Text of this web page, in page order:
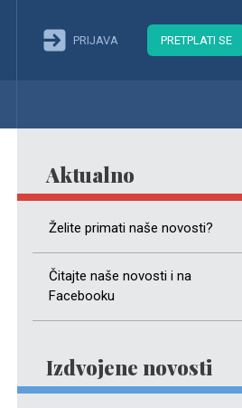
PRIJAVA PRETPLATI SE
Aktualno
Želite primati naše novosti?
Čitajte naše novosti i na
Facebooku
Izdvojene novosti